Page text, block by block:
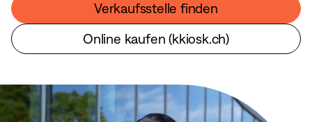
Verkaufsstelle finden
Online kaufen (kkiosk.ch)